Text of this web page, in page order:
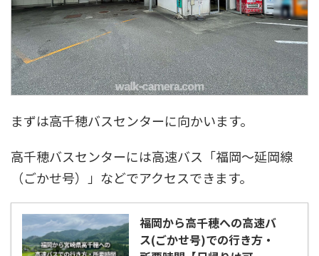
まずは高千穂バスセンターに向かいます。
高千穂バスセンターには高速バス「福岡～延岡線
（ごかせ号）」などでアクセスできます。
福岡から高千穂への高速バ
ス(ごかせ号)での行き方・